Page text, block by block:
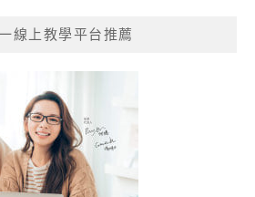
線上教學平台推薦